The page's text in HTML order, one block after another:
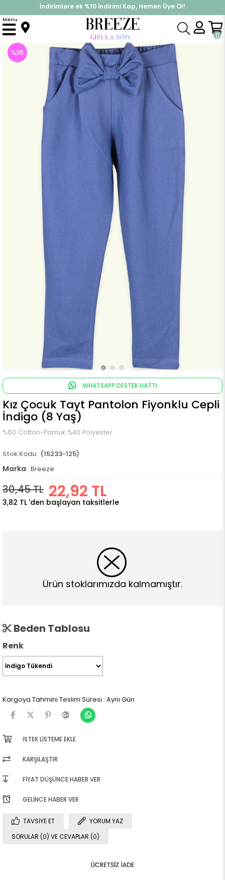
%30 Sepette Yaz İndirimi, Hemen Al!
İndirimlere ek %10 İndirimi Kap, Hemen Üye Ol!
0
Menu
Anasayfa Alt Giyim Tayt
%25
WHATSAPP DESTEK HATTI
Kız Çocuk Tayt Pantolon Fiyonklu Cepli
İndigo (8 Yaş)
%60 Cotton-Pamuk %40 Polyester
(15233-125)
Marka : Breeze
30,45 TL 22,92 TL
3,82 TL 'den başlayan taksitlerle
Ürün stoklarımızda kalmamıştır.
Beden Tablosu
Renk
Kargoya Tahmini Teslim Süresi : Aynı Gün
İSTEK LISTEME EKLE
KARŞILAŞTIR
FIYAT DÜŞÜNCE HABER VER
GELINCE HABER VER
TAVSIYE ET
YORUM YAZ
SORULAR (0) VE CEVAPLAR (0)